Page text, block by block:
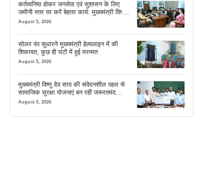
कर्तव्यनिष्ठ होकर जनसेवा एवं सुशासन के लिए
जमीनी स्तर पर करें बेहतर कार्य: मुख्यमंत्री विष्णु
देव साय
August 5, 2026
सोलर पंप सुधारने मुख्यमंत्री हेल्पलाइन में की
शिकायत, कुछ ही घंटों में हुई मरम्मत
August 5, 2026
मुख्यमंत्री विष्णु देव साय की संवेदनशील पहल से
सामाजिक सुरक्षा योजनाएं बन रहीं जरूरतमंद
परिवारों का मजबूत सहारा
August 5, 2026